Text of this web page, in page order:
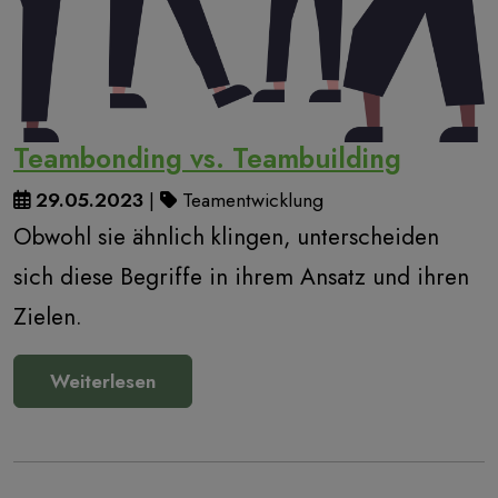
Teambonding vs. Teambuilding
29.05.2023 | Teamentwicklung
Obwohl sie ähnlich klingen, unterscheiden
sich diese Begriffe in ihrem Ansatz und ihren
Zielen.
Weiterlesen